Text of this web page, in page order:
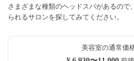
さまざまな種類のヘッドスパがあるので
られるサロンを探してみてください。
美容室の通常価